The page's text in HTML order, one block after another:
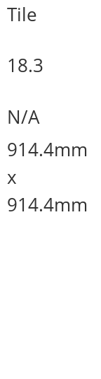
Tile
18.3
N/A
914.4mm
x
914.4mm